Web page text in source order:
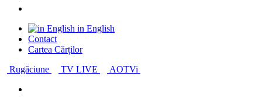
in English
Contact
Cartea Cărților
Rugăciune
TV LIVE AOTVi